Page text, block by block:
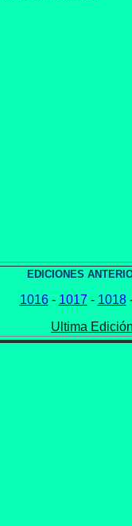
EDICIONES
1016- 1017- 1018
Ultima